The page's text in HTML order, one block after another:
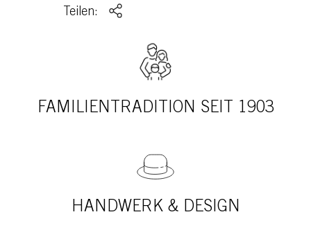
Teilen:
FAMILIENTRADITION SEIT 1903
HANDWERK & DESIGN